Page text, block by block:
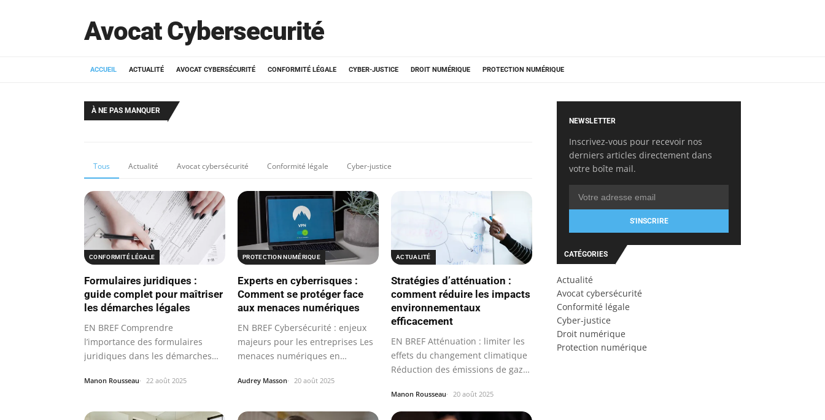
Avocat Cybersecurité
ACCUEIL ACTUALITÉ AVOCAT CYBERSÉCURITÉ CONFORMITÉ LÉGALE CYBER-JUSTICE DROIT NUMÉRIQUE PROTECTION NUMÉRIQUE
À NE PAS MANQUER
Tous Actualité Avocat cybersécurité Conformité légale Cyber-justice
CONFORMITÉ LÉGALE
Formulaires juridiques :
guide complet pour maîtriser
les démarches légales
EN BREF Comprendre
l’importance des formulaires
juridiques dans les démarches
Manon Rousseau 22 août 2025
PROTECTION NUMÉRIQUE
Experts en cyberrisques :
Comment se protéger face
aux menaces numériques
EN BREF Cybersécurité : enjeux
majeurs pour les entreprises Les
menaces numériques en
Audrey Masson 20 août 2025
ACTUALITÉ
Stratégies d’atténuation :
comment réduire les impacts
environnementaux
efficacement
EN BREF Atténuation : limiter les
effets du changement climatique
Réduction des émissions de gaz
Manon Rousseau 20 août 2025
NEWSLETTER
Inscrivez-vous pour recevoir nos
derniers articles directement dans
votre boîte mail.
S'INSCRIRE
CATÉGORIES
Actualité
Avocat cybersécurité
Conformité légale
Cyber-justice
Droit numérique
Protection numérique